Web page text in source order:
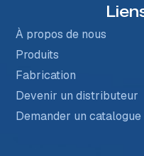
À propos de nous
Produits
Fabrication
Devenir un distributeur
Demander un catalogue